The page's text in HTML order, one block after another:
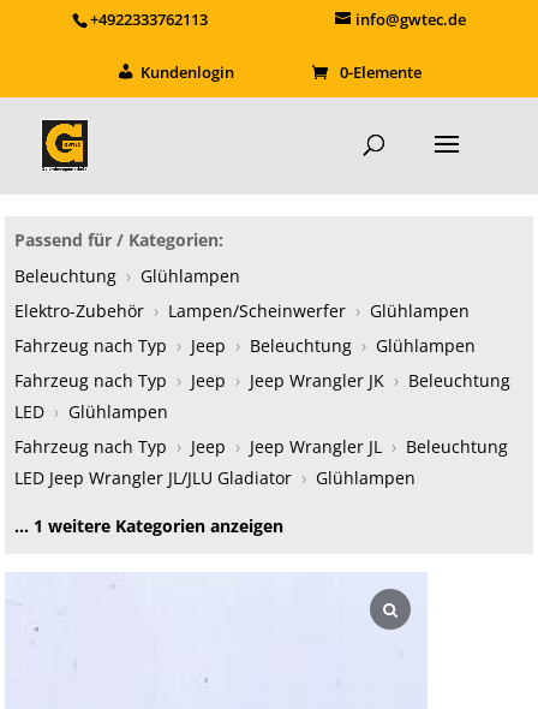
+4922333762113 info@gwtec.de
Kundenlogin 0-Elemente
Passend für / Kategorien:
Beleuchtung › Glühlampen
Elektro-Zubehör › Lampen/Scheinwerfer › Glühlampen
Fahrzeug nach Typ › Jeep › Beleuchtung › Glühlampen
Fahrzeug nach Typ › Jeep › Jeep Wrangler JK › Beleuchtung
LED › Glühlampen
Fahrzeug nach Typ › Jeep › Jeep Wrangler JL › Beleuchtung
LED Jeep Wrangler JL/JLU Gladiator › Glühlampen
… 1 weitere Kategorien anzeigen